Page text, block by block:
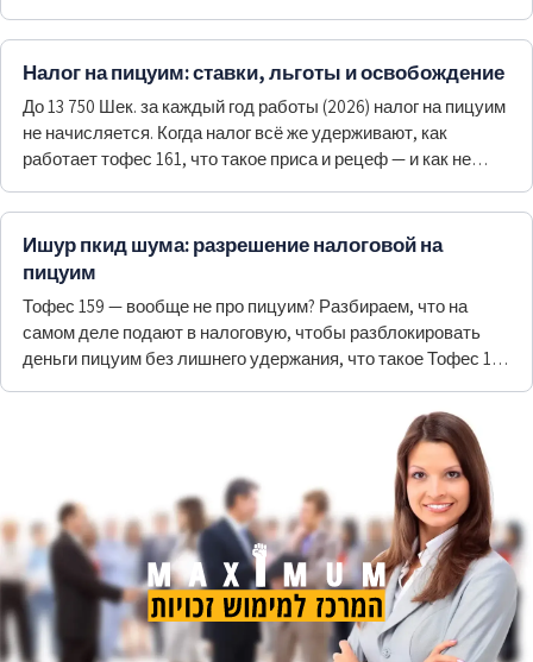
Налог на пицуим: ставки, льготы и освобождение
До 13 750 Шек. за каждый год работы (2026) налог на пицуим
не начисляется. Когда налог всё же удерживают, как
работает тофес 161, что такое приса и рецеф — и как не
Ишур пкид шума: разрешение налоговой на
пицуим
Тофес 159 — вообще не про пицуим? Разбираем, что на
самом деле подают в налоговую, чтобы разблокировать
деньги пицуим без лишнего удержания, что такое Тофес 160